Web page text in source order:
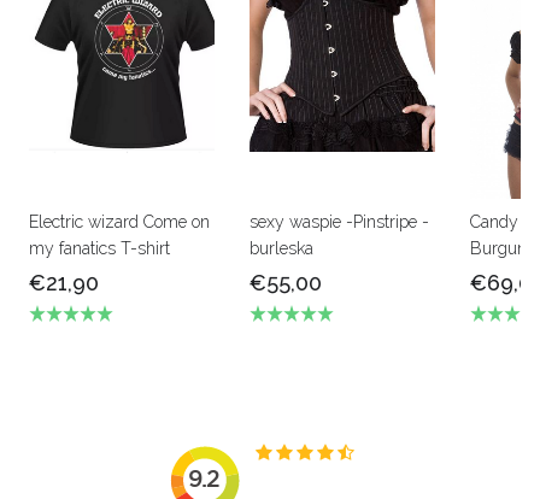
Electric wizard Come on
my fanatics T-shirt
€21,90
sexy waspie -Pinstripe -
burleska
€55,00
Candy